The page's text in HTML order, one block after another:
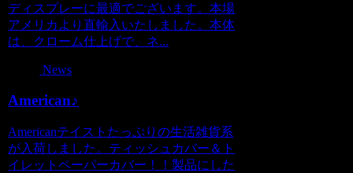
ディスプレーに最適でございます。本場
アメリカより直輸入いたしました。本体
は、クローム仕上げで、ネ...
News
American♪
Americanテイストたっぷりの生活雑貨系
が入荷しました。ティッシュカバー＆ト
イレットペーパーカバー！！製品にした